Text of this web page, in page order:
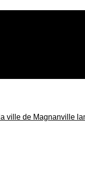
ville de Magnanville